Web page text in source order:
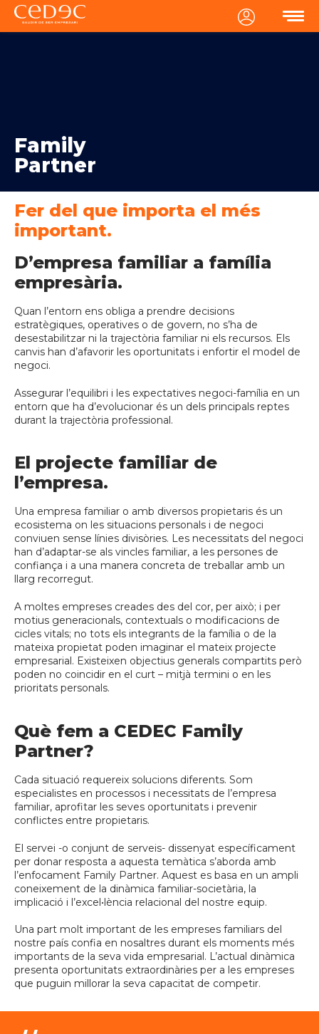
MENU
Family
Partner
Fer del que importa el més
important.
D’empresa familiar a família
empresària.
Quan l’entorn ens obliga a prendre decisions
estratègiques, operatives o de govern, no s’ha de
desestabilitzar ni la trajectòria familiar ni els recursos. Els
canvis han d’afavorir les oportunitats i enfortir el model de
negoci.
Assegurar l’equilibri i les expectatives negoci-família en un
entorn que ha d’evolucionar és un dels principals reptes
durant la trajectòria professional.
El projecte familiar de
l’empresa.
Una empresa familiar o amb diversos propietaris és un
ecosistema on les situacions personals i de negoci
conviuen sense línies divisòries. Les necessitats del negoci
han d’adaptar-se als vincles familiar, a les persones de
confiança i a una manera concreta de treballar amb un
llarg recorregut.
A moltes empreses creades des del cor, per això; i per
motius generacionals, contextuals o modificacions de
cicles vitals; no tots els integrants de la família o de la
mateixa propietat poden imaginar el mateix projecte
empresarial. Existeixen objectius generals compartits però
poden no coincidir en el curt – mitjà termini o en les
prioritats personals.
Què fem a CEDEC Family
Partner?
Cada situació requereix solucions diferents. Som
especialistes en processos i necessitats de l’empresa
familiar, aprofitar les seves oportunitats i prevenir
conflictes entre propietaris.
El servei -o conjunt de serveis- dissenyat específicament
per donar resposta a aquesta temàtica s’aborda amb
l’enfocament Family Partner. Aquest es basa en un ampli
coneixement de la dinàmica familiar-societària, la
implicació i l’excel•lència relacional del nostre equip.
Una part molt important de les empreses familiars del
nostre país confia en nosaltres durant els moments més
importants de la seva vida empresarial. L’actual dinàmica
presenta oportunitats extraordinàries per a les empreses
que puguin millorar la seva capacitat de competir.